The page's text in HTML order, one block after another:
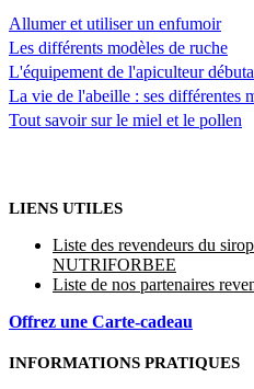
Allumer et utiliser un enfumoir
Les différents modèles de ruche
L'équipement de l'apiculteur
La vie de l'abeille : ses différentes
Tout savoir sur le miel et le pollen
LIENS UTILES
Liste des revendeurs du
NUTRIFORBEE
Liste de nos partenaires
Offrez une Carte-cadeau
INFORMATIONS PRATIQUES